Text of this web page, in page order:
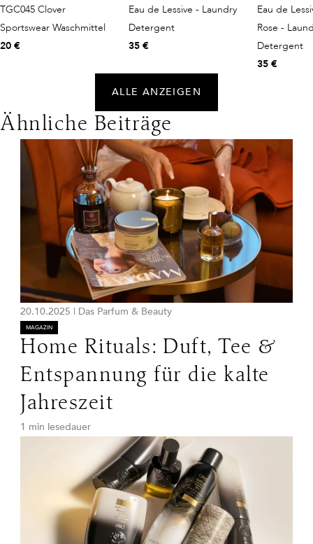
TGC045 Clover
Sportswear Waschmittel
20 €
Eau de Lessive - Laundry
Detergent
35 €
Eau de
Rose -
Detergent
35 €
ALLE ANZEIGEN
Ähnliche Beiträge
20.10.2025 | Das Parfum & Beauty
MAGAZIN
Home Rituals: Duft, Tee &
Entspannung für die kalte
Jahreszeit
1 min lesedauer